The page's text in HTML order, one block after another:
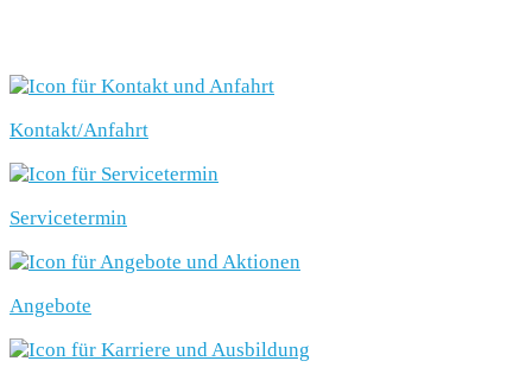
Kontakt/Anfahrt
Servicetermin
Angebote